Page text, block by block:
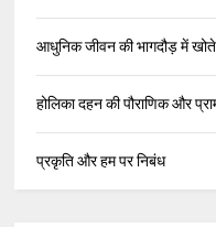
आधुनिक जीवन की भागदौड़ में
होलिका दहन की पौराणिक और
प्रकृति और हम पर निबंध